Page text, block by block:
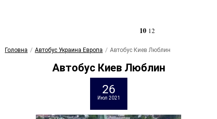
10 12
Головна Автобус Украина Европа Автобус Киев Люблин
Автобус Киев Люблин
26
Июл 2021